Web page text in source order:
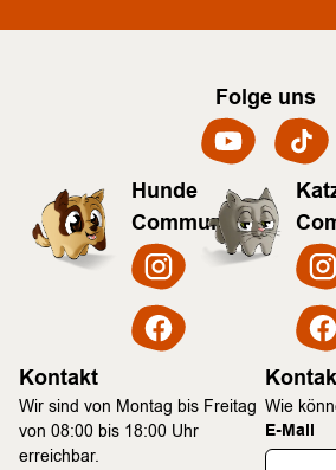
Folge uns
Hunde
Community
Kontakt
Wir sind von Montag bis Freitag
von 08:00 bis 18:00 Uhr
erreichbar.
Wie
E-Mail